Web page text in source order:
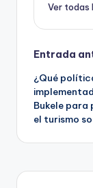
Ver todas
de
Entrada
¿Qué
Bukele para
el turismo